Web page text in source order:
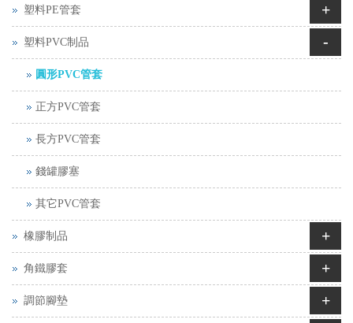
塑料PE管套 +
塑料PVC制品 -
圓形PVC管套
正方PVC管套
長方PVC管套
錢罐膠塞
其它PVC管套
橡膠制品 +
角鐵膠套 +
調節腳墊 +